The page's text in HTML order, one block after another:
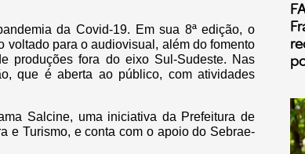
da Covid-19. Em sua 8ª edição, o
voltado para o audiovisual, além do fomento
produções fora do eixo Sul-Sudeste. Nas
que é aberta ao público, com atividades
Salcine, uma iniciativa da Prefeitura de
e Turismo, e conta com o apoio do Sebrae-